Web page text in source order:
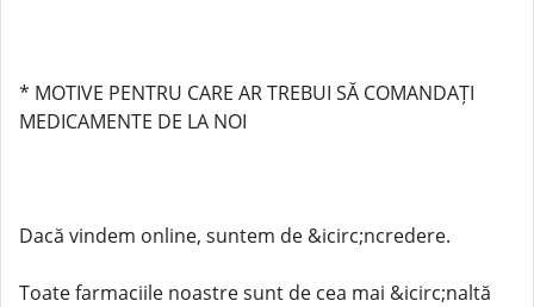
* MOTIVE PENTRU CARE AR TREBUI SĂ COMANDAȚI
MEDICAMENTE DE LA NOI
Dacă vindem online, suntem de &icirc;ncredere.
Toate farmaciile noastre sunt de cea mai &icirc;naltă